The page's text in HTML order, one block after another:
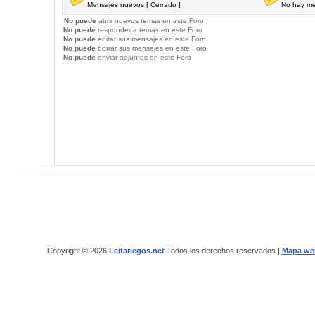
Mensajes nuevos [ Cerrado ] No hay
No puede abrir nuevos temas en este Foro
No puede responder a temas en este Foro
No puede editar sus mensajes en este Foro
No puede borrar sus mensajes en este Foro
No puede enviar adjuntos en este Foro
Copyright © 2026 Leitariegos.netTodos los derechos reservados | Mapa